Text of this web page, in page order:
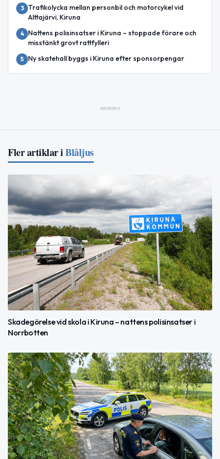
3
Trafikolycka mellan personbil och motorcykel vid
Alttajärvi, Kiruna
4
Nattens polisinsatser i Kiruna – stoppade förare och
misstänkt grovt rattfylleri
5 Ny skatehall byggs i Kiruna efter sponsorpengar
ANNONS
Fler artiklar iBlåljus
Skadegörelse vid skola i Kiruna – nattens polisinsatser i
Norrbotten